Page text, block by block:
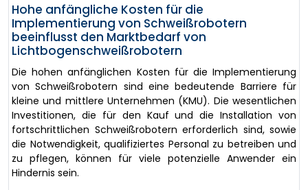
Hohe anfängliche Kosten für die
Implementierung von Schweißrobotern
beeinflusst den Marktbedarf von
Lichtbogenschweißrobotern
Die hohen anfänglichen Kosten für die Implementierung
von Schweißrobotern sind eine bedeutende Barriere für
kleine und mittlere Unternehmen (KMU). Die wesentlichen
Investitionen, die für den Kauf und die Installation von
fortschrittlichen Schweißrobotern erforderlich sind, sowie
die Notwendigkeit, qualifiziertes Personal zu betreiben und
zu pflegen, können für viele potenzielle Anwender ein
Hindernis sein.